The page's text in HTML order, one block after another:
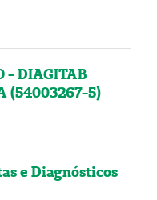
- DIAGITAB
(54003267-5)
e Diagnósticos